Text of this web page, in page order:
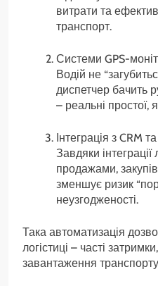
витрати та
транспорт.
Системи GPS-
Водій не
диспетчер бачить
– реальні простої,
Інтеграція з CRM
Завдяки інтеграції
продажами,
зменшує ризик
неузгодженості.
Така автоматизація
логістиці – часті
завантаження